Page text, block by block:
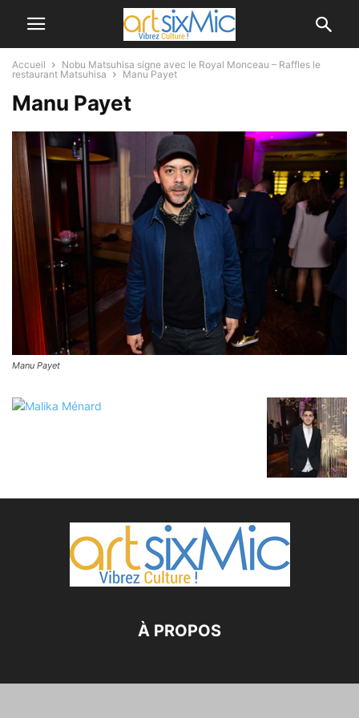
Accueil
Nobu Matsuhisa signe avec le Royal Monceau – Raffles le
restaurant Matsuhisa
Manu Payet
Manu Payet
Manu Payet
À PROPOS